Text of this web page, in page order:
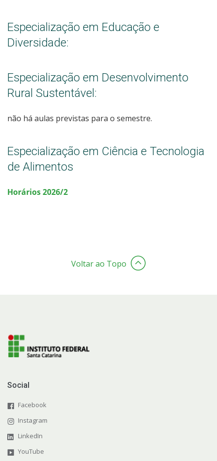
Especialização em Educação e
Diversidade:
Especialização em Desenvolvimento
Rural Sustentável:
não há aulas previstas para o semestre.
Especialização em Ciência e Tecnologia
de Alimentos
Horários 2026/2
Voltar ao Topo
Social
Facebook
Instagram
LinkedIn
YouTube